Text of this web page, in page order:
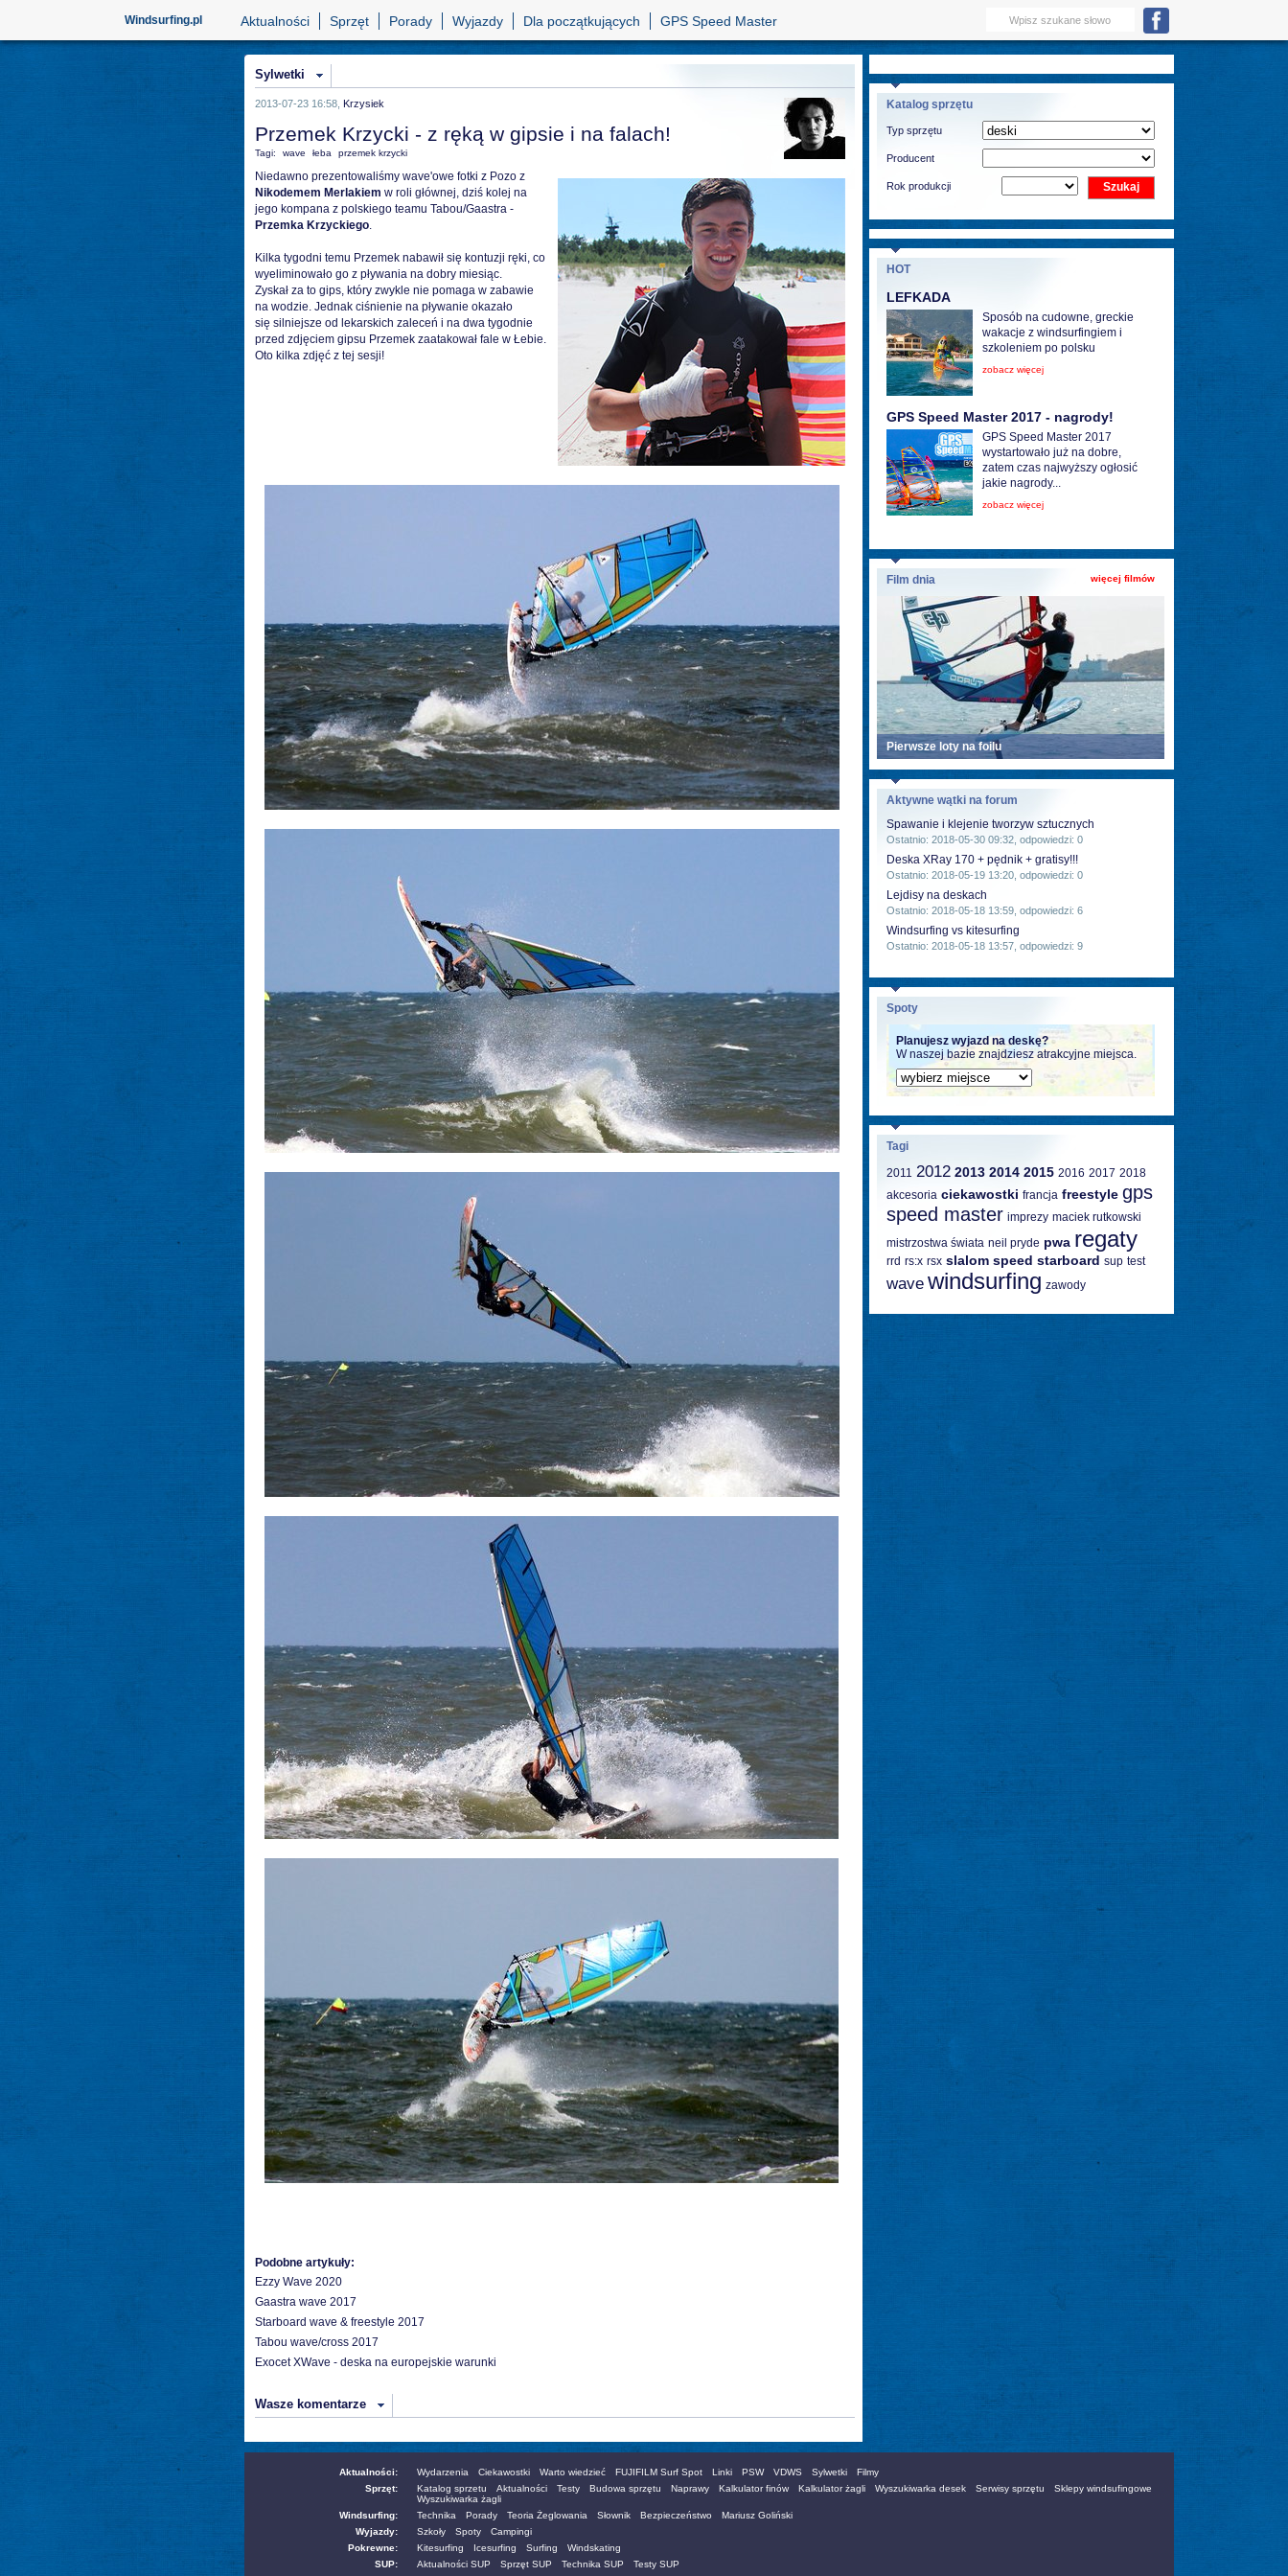
Windsurfing.pl Aktualności Sprzęt Porady Wyjazdy Dla początkujących GPS Speed Master
Sylwetki
2013-07-23 16:58, Krzysiek
Przemek Krzycki - z ręką w gipsie i na falach!
Tagi: wave łeba przemek krzycki
Niedawno prezentowaliśmy wave'owe fotki z Pozo z
Nikodemem Merlakiem w roli głównej, dziś kolej na
jego kompana z polskiego teamu Tabou/Gaastra -
Przemka Krzyckiego.
Kilka tygodni temu Przemek nabawił się kontuzji ręki, co
wyeliminowało go z pływania na dobry miesiąc.
Zyskał za to gips, który zwykle nie pomaga w zabawie
na wodzie. Jednak ciśnienie na pływanie okazało
się silniejsze od lekarskich zaleceń i na dwa tygodnie
przed zdjęciem gipsu Przemek zaatakował fale w Łebie.
Oto kilka zdjęć z tej sesji!
Podobne artykuły:
Ezzy Wave 2020
Gaastra wave 2017
Starboard wave & freestyle 2017
Tabou wave/cross 2017
Exocet XWave - deska na europejskie warunki
Wasze komentarze
Katalog sprzętu
Typ sprzętu
Producent
Rok produkcji
HOT
LEFKADA
Sposób na cudowne, greckie
wakacje z windsurfingiem i
szkoleniem po polsku
zobacz więcej
GPS Speed Master 2017 - nagrody!
GPS Speed Master 2017
wystartowało już na dobre,
zatem czas najwyższy ogłosić
jakie nagrody...
zobacz więcej
więcej filmów
Film dnia
Pierwsze loty na foilu
Aktywne wątki na forum
Spawanie i klejenie tworzyw sztucznych
Ostatnio: 2018-05-30 09:32, odpowiedzi: 0
Deska XRay 170 + pędnik + gratisy!!!
Ostatnio: 2018-05-19 13:20, odpowiedzi: 0
Lejdisy na deskach
Ostatnio: 2018-05-18 13:59, odpowiedzi: 6
Windsurfing vs kitesurfing
Ostatnio: 2018-05-18 13:57, odpowiedzi: 9
Spoty
Planujesz wyjazd na deskę?
W naszej bazie znajdziesz atrakcyjne miejsca.
Tagi
2011 2012 2013 2014 2015 2016 2017 2018
akcesoria ciekawostki francja freestyle gps
speed master imprezy maciek rutkowski
mistrzostwa świata neil pryde pwa regaty
rrd rs:x rsx slalom speed starboard sup test
wave windsurfing zawody
Aktualności: Wydarzenia Ciekawostki Warto wiedzieć FUJIFILM Surf Spot Linki PSW VDWS Sylwetki
Filmy
Sprzęt:
Katalog sprzetu Aktualności Testy Budowa sprzętu Naprawy Kalkulator finów Kalkulator żagli Wyszukiwarka desek Serwisy sprzętu
Sklepy windsufingowe
Wyszukiwarka żagli
Windsurfing:
Technika Porady Teoria Żeglowania Słownik Bezpieczeństwo
Mariusz Goliński
Wyjazdy:
Szkoły Spoty
Campingi
Pokrewne:
Kitesurfing Icesurfing Surfing
Windskating
SUP:
Aktualności SUP Sprzęt SUP Technika SUP Testy SUP